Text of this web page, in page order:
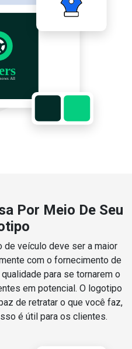
Por Meio De Seu
de veículo deve ser a maior
com o fornecimento de
para se tornarem o
em potencial. O logotipo
de retratar o que você faz,
é útil para os clientes.